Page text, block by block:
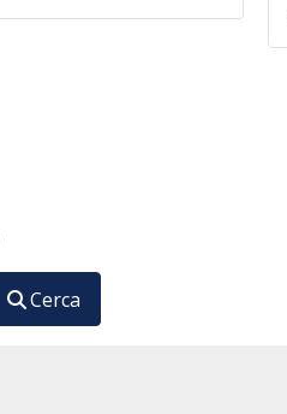
Cerca